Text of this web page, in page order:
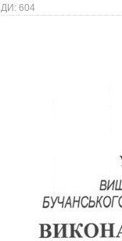
604